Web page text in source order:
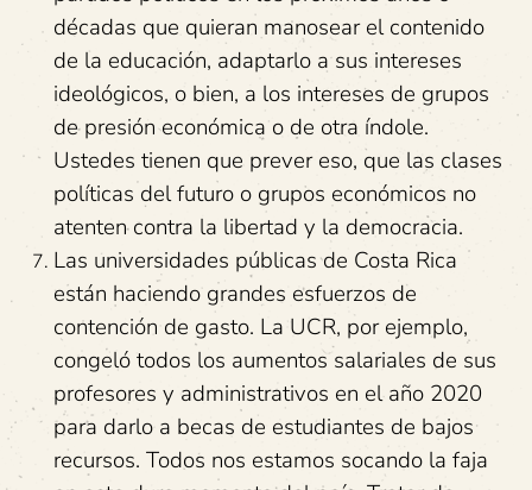
décadas que quieran manosear el contenido
de la educación, adaptarlo a sus intereses
ideológicos, o bien, a los intereses de grupos
de presión económica o de otra índole.
Ustedes tienen que prever eso, que las clases
políticas del futuro o grupos económicos no
atenten contra la libertad y la democracia.
Las universidades públicas de Costa Rica
están haciendo grandes esfuerzos de
contención de gasto. La UCR, por ejemplo,
congeló todos los aumentos salariales de sus
profesores y administrativos en el año 2020
para darlo a becas de estudiantes de bajos
recursos. Todos nos estamos socando la faja